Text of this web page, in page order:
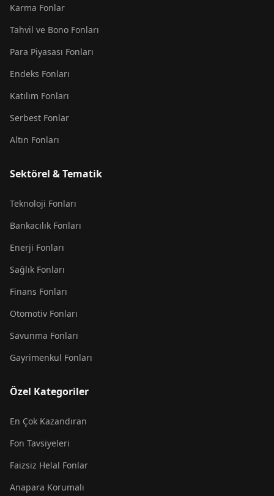
Karma Fonlar
Tahvil ve Bono Fonları
Para Piyasası Fonları
Endeks Fonları
Katılım Fonları
Serbest Fonlar
Altın Fonları
Sektörel & Tematik
Teknoloji Fonları
Bankacılık Fonları
Enerji Fonları
Sağlık Fonları
Finans Fonları
Otomotiv Fonları
Savunma Fonları
Gayrimenkul Fonları
Özel Kategoriler
En Çok Kazandıran
Fon Tavsiyeleri
Faizsiz Helal Fonlar
Anapara Korumalı